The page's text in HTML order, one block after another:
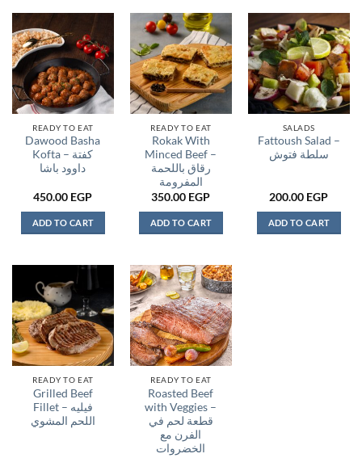
READY TO EAT
Dawood Basha
Kofta – كفتة
داوود باشا
450.00 EGP
ADD TO CART
READY TO EAT
Rokak With
Minced Beef –
رقاق باللحمة
المفرومة
350.00 EGP
ADD TO CART
SALADS
Fattoush Salad –
سلطة فتوش
200.00 EGP
ADD TO CART
READY TO EAT
Grilled Beef
Fillet – فيليه
اللحم المشوي
READY TO EAT
Roasted Beef
with Veggies –
قطعة لحم في
الفرن مع
الخضروات